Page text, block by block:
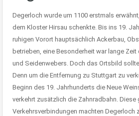
Degerloch wurde um 1100 erstmals
dem Kloster Hirsau schenkte. Bis ins 19.
ruhigen Vorort hauptsächlich Ackerbau,
betrieben, eine Besonderheit war lange
und Seidenwebers. Doch das Ortsbild
Denn um die Entfernung zu Stuttgart zu
Beginn des 19. Jahrhunderts die Neue
verkehrt zusätzlich die Zahnradbahn. Diese
Verkehrsverbindungen machten Degerloch